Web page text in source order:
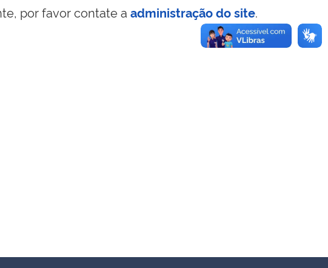
por favor contate a administração do site.